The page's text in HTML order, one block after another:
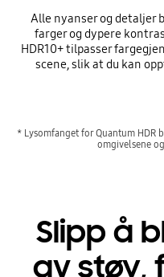
Alle nyanser og detaljer
farger og dypere
HDR10+ tilpasser
scene, slik at du kan
* Lysomfanget for Quantum HDR
omgivelsene
Slipp å
av støy,